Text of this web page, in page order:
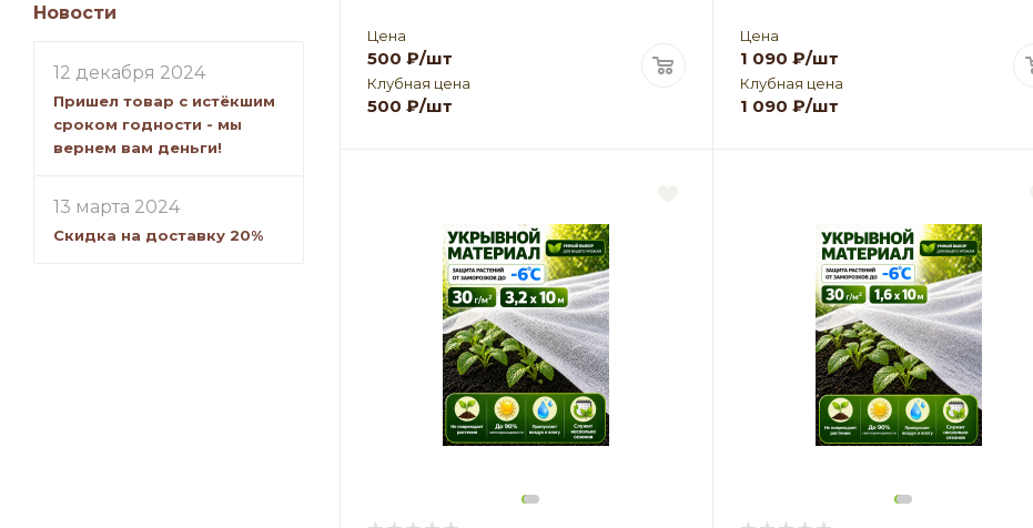
Цена
500 ₽/шт
Клубная цена
500 ₽/шт
Цена
1 090 ₽/шт
Клубная цена
1 090 ₽/шт
Новости
12 декабря 2024
Пришел товар с истёкшим
сроком годности - мы
вернем вам деньги!
13 марта 2024
Скидка на доставку 20%